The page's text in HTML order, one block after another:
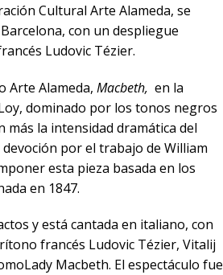
Cultural Arte Alameda, se
con un despliegue
Ludovic Tézier.
Arte Alameda, Macbeth, en la
dominado por los tonos negros
más la intensidad dramática del
por el trabajo de William
esta pieza basada en los
en 1847.
y está cantada en italiano, con
francés Ludovic Tézier, Vitalij
Macbeth. El espectáculo fue